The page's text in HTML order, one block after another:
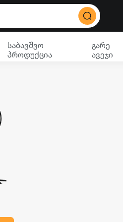
საბავშვო
პროდუქცია
გარე
ავეჯი